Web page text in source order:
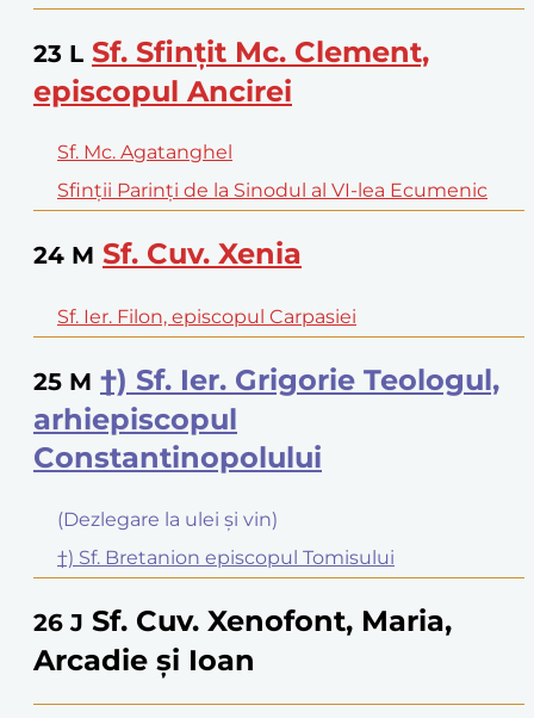
23 L Sf. Sfinţit Mc. Clement,
episcopul Ancirei
Sf. Mc. Agatanghel
Sfinţii Parinţi de la Sinodul al VI-lea Ecumenic
24 M Sf. Cuv. Xenia
Sf. Ier. Filon, episcopul Carpasiei
25 M †) Sf. Ier. Grigorie Teologul,
arhiepiscopul
Constantinopolului
(Dezlegare la ulei şi vin)
†) Sf. Bretanion episcopul Tomisului
26 J Sf. Cuv. Xenofont, Maria,
Arcadie şi Ioan